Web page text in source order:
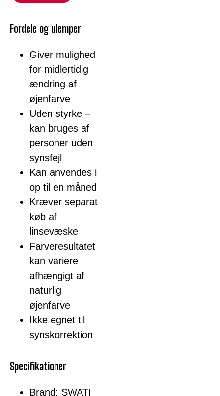
Fordele og ulemper
Giver mulighed
for midlertidig
ændring af
øjenfarve
Uden styrke –
kan bruges af
personer uden
synsfejl
Kan anvendes i
op til en måned
Kræver separat
køb af
linsevæske
Farveresultatet
kan variere
afhængigt af
naturlig
øjenfarve
Ikke egnet til
synskorrektion
Specifikationer
Brand: SWATI